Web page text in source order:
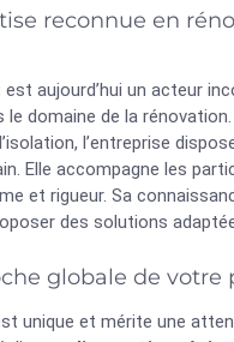
reconnue en
est aujourd’hui un acteur
le domaine de la
l’entreprise
Elle accompagne les
et rigueur. Sa
des solutions
globale de votre
unique et mérite une